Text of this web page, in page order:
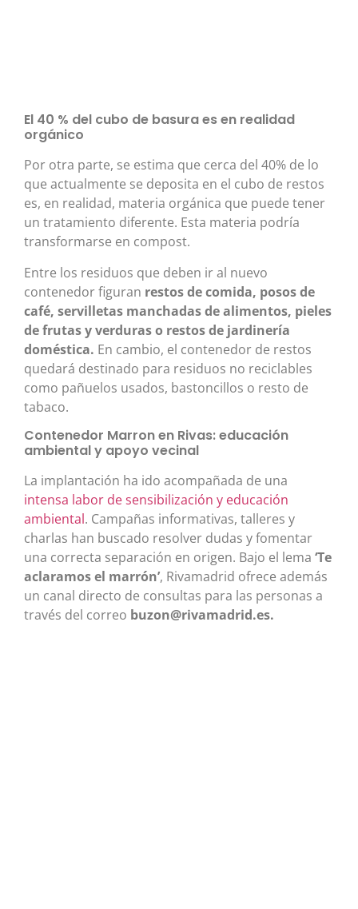
El 40 % del cubo de basura es en realidad
orgánico
Por otra parte, se estima que cerca del 40% de lo
que actualmente se deposita en el cubo de restos
es, en realidad, materia orgánica que puede tener
un tratamiento diferente. Esta materia podría
transformarse en compost.
Entre los residuos que deben ir al nuevo
contenedor figuran restos de comida, posos de
café, servilletas manchadas de alimentos, pieles
de frutas y verduras o restos de jardinería
doméstica. En cambio, el contenedor de restos
quedará destinado para residuos no reciclables
como pañuelos usados, bastoncillos o resto de
tabaco.
Contenedor Marron en Rivas: educación
ambiental y apoyo vecinal
La implantación ha ido acompañada de una
intensa labor de sensibilización y educación
ambiental. Campañas informativas, talleres y
charlas han buscado resolver dudas y fomentar
una correcta separación en origen. Bajo el lema ‘Te
aclaramos el marrón’, Rivamadrid ofrece además
un canal directo de consultas para las personas a
través del correo buzon@rivamadrid.es.